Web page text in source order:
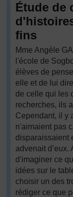
Étude de
fins
Mme Angèle
l'école de
élèves de
elle et de lui
de celle qui les
recherches, ils
Cependant, il y
n'aimaient pas
disparaissaient
advenait
d'imaginer ce
idées sur le
choisir un des
rédiger ce que